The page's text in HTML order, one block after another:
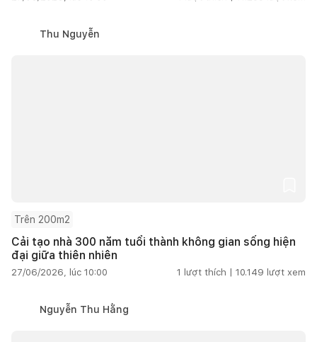
Thu Nguyễn
Trên 200m2
Cải tạo nhà 300 năm tuổi thành không gian sống hiện
đại giữa thiên nhiên
27/06/2026, lúc 10:00 1 lượt thích | 10.149 lượt xem
Nguyễn Thu Hằng